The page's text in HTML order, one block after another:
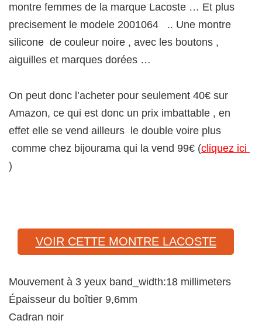
montre femmes de la marque Lacoste … Et plus
precisement le modele 2001064 .. Une montre
silicone de couleur noire , avec les boutons ,
aiguilles et marques dorées …
On peut donc l’acheter pour seulement 40€ sur
Amazon, ce qui est donc un prix imbattable , en
effet elle se vend ailleurs le double voire plus
comme chez bijourama qui la vend 99€ (cliquez ici
)
VOIR CETTE MONTRE LACOSTE
Mouvement à 3 yeux band_width:18 millimeters
Épaisseur du boîtier 9,6mm
Cadran noir